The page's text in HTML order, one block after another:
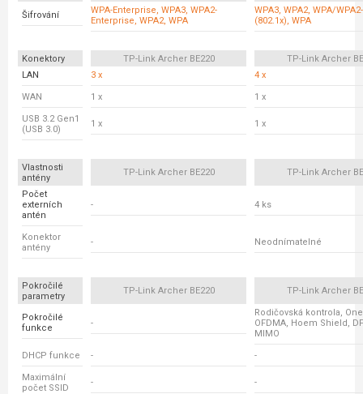
Šifrování
WPA-Enterprise, WPA3, WPA2-
Enterprise, WPA2, WPA
WPA3, WPA2, WPA/
(802.1x), WPA
Konektory TP-Link Archer BE220
TP-Link Archer
LAN
3 x 4 x
WAN 1 x 1 x
USB 3.2 Gen1
(USB 3.0)
1 x 1 x
Vlastnosti
antény
TP-Link Archer BE220 TP-Link Archer
Počet
externích
antén
- 4 ks
Konektor
antény
- Neodnímatelné
Pokročilé
parametry
TP-Link Archer BE220 TP-Link Archer
Pokročilé
funkce
-
Rodičovská kontrola,
OFDMA, Hoem Shield,
MIMO
DHCP funkce - -
Maximální
počet SSID
- -